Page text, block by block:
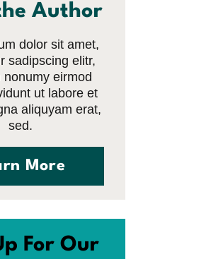
Author
dolor sit amet,
sadipscing elitr,
nonumy eirmod
ut labore et
aliquyam erat,
sed.
More
For Our